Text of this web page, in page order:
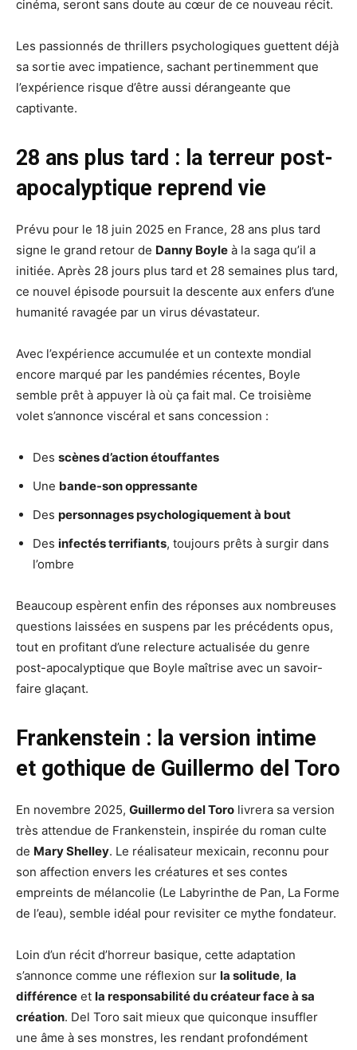
cinéma, seront sans doute au cœur de ce nouveau récit.
Les passionnés de thrillers psychologiques guettent déjà
sa sortie avec impatience, sachant pertinemment que
l’expérience risque d’être aussi dérangeante que
captivante.
28 ans plus tard : la terreur post-
apocalyptique reprend vie
Prévu pour le 18 juin 2025 en France, 28 ans plus tard
signe le grand retour de Danny Boyle à la saga qu’il a
initiée. Après 28 jours plus tard et 28 semaines plus tard,
ce nouvel épisode poursuit la descente aux enfers d’une
humanité ravagée par un virus dévastateur.
Avec l’expérience accumulée et un contexte mondial
encore marqué par les pandémies récentes, Boyle
semble prêt à appuyer là où ça fait mal. Ce troisième
volet s’annonce viscéral et sans concession :
Des scènes d’action étouffantes
Une bande-son oppressante
Des personnages psychologiquement à bout
Des infectés terrifiants, toujours prêts à surgir dans
l’ombre
Beaucoup espèrent enfin des réponses aux nombreuses
questions laissées en suspens par les précédents opus,
tout en profitant d’une relecture actualisée du genre
post-apocalyptique que Boyle maîtrise avec un savoir-
faire glaçant.
Frankenstein : la version intime
et gothique de Guillermo del Toro
En novembre 2025, Guillermo del Toro livrera sa version
très attendue de Frankenstein, inspirée du roman culte
de Mary Shelley. Le réalisateur mexicain, reconnu pour
son affection envers les créatures et ses contes
empreints de mélancolie (Le Labyrinthe de Pan, La Forme
de l’eau), semble idéal pour revisiter ce mythe fondateur.
Loin d’un récit d’horreur basique, cette adaptation
s’annonce comme une réflexion sur la solitude, la
différence et la responsabilité du créateur face à sa
création. Del Toro sait mieux que quiconque insuffler
une âme à ses monstres, les rendant profondément